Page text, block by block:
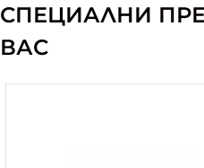
СПЕЦИАЛНИ
ВАС